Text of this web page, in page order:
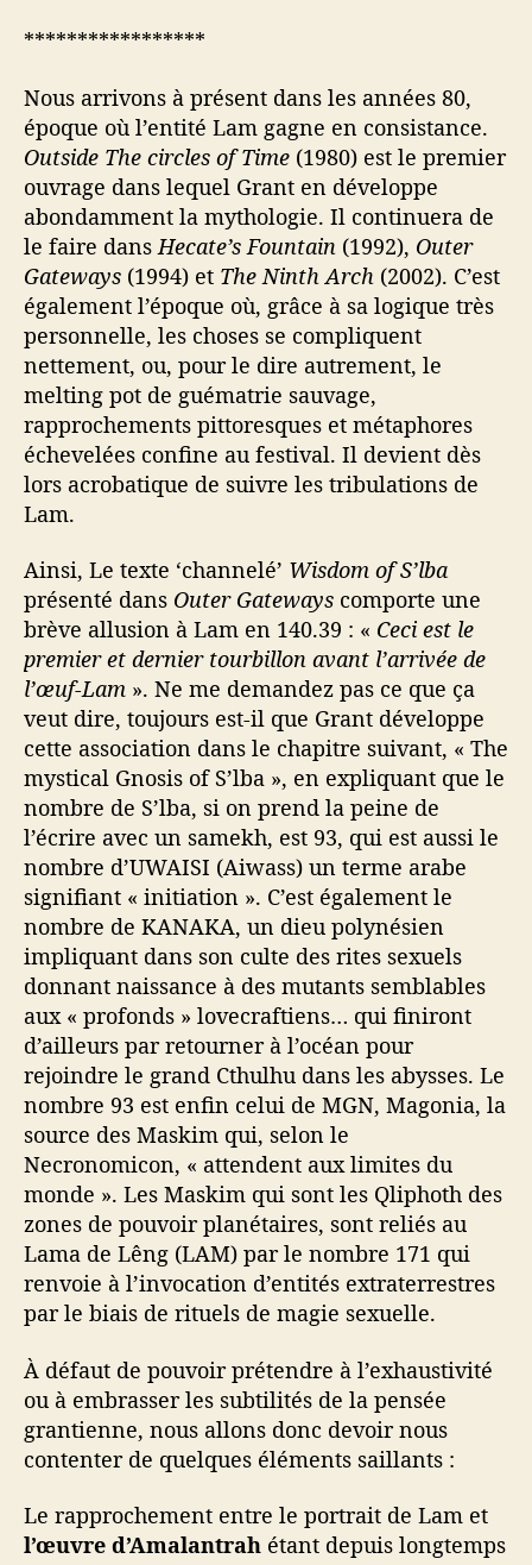
*****************
Nous arrivons à présent dans les années 80,
époque où l’entité Lam gagne en consistance.
Outside The circles of Time (1980) est le premier
ouvrage dans lequel Grant en développe
abondamment la mythologie. Il continuera de
le faire dans Hecate’s Fountain (1992), Outer
Gateways (1994) et The Ninth Arch (2002). C’est
également l’époque où, grâce à sa logique très
personnelle, les choses se compliquent
nettement, ou, pour le dire autrement, le
melting pot de guématrie sauvage,
rapprochements pittoresques et métaphores
échevelées confine au festival. Il devient dès
lors acrobatique de suivre les tribulations de
Lam.
Ainsi, Le texte ‘channelé’ Wisdom of S’lba
présenté dans Outer Gateways comporte une
brève allusion à Lam en 140.39 : « Ceci est le
premier et dernier tourbillon avant l’arrivée de
l’œuf-Lam ». Ne me demandez pas ce que ça
veut dire, toujours est-il que Grant développe
cette association dans le chapitre suivant, « The
mystical Gnosis of S’lba », en expliquant que le
nombre de S’lba, si on prend la peine de
l’écrire avec un samekh, est 93, qui est aussi le
nombre d’UWAISI (Aiwass) un terme arabe
signifiant « initiation ». C’est également le
nombre de KANAKA, un dieu polynésien
impliquant dans son culte des rites sexuels
donnant naissance à des mutants semblables
aux « profonds » lovecraftiens… qui finiront
d’ailleurs par retourner à l’océan pour
rejoindre le grand Cthulhu dans les abysses. Le
nombre 93 est enfin celui de MGN, Magonia, la
source des Maskim qui, selon le
Necronomicon, « attendent aux limites du
monde ». Les Maskim qui sont les Qliphoth des
zones de pouvoir planétaires, sont reliés au
Lama de Lêng (LAM) par le nombre 171 qui
renvoie à l’invocation d’entités extraterrestres
par le biais de rituels de magie sexuelle.
À défaut de pouvoir prétendre à l’exhaustivité
ou à embrasser les subtilités de la pensée
grantienne, nous allons donc devoir nous
contenter de quelques éléments saillants :
Le rapprochement entre le portrait de Lam et
l’œuvre d’Amalantrah étant depuis longtemps